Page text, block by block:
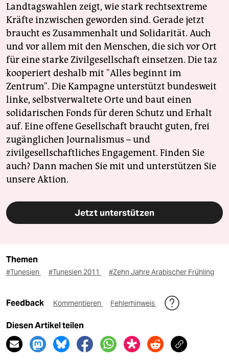
Landtagswahlen zeigt, wie stark rechtsextreme
Kräfte inzwischen geworden sind. Gerade jetzt
braucht es Zusammenhalt und Solidarität. Auch
und vor allem mit den Menschen, die sich vor Ort
für eine starke Zivilgesellschaft einsetzen. Die taz
kooperiert deshalb mit "Alles beginnt im
Zentrum". Die Kampagne unterstützt bundesweit
linke, selbstverwaltete Orte und baut einen
solidarischen Fonds für deren Schutz und Erhalt
auf. Eine offene Gesellschaft braucht guten, frei
zugänglichen Journalismus – und
zivilgesellschaftliches Engagement. Finden Sie
auch? Dann machen Sie mit und unterstützen Sie
unsere Aktion.
Jetzt unterstützen
Themen
#Tunesien #Tunesien 2011 #Zehn Jahre Arabischer Frühling
Feedback Kommentieren Fehlerhinweis
Diesen Artikel teilen